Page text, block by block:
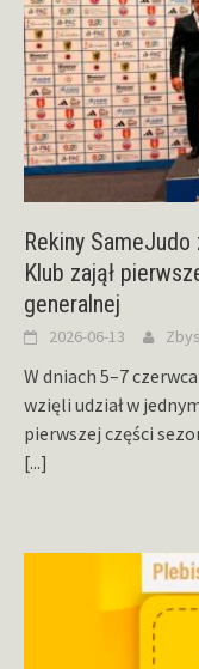
Rekiny SameJudo
Klub zajął
generalnej
2026-06-13
W dniach 5–7
wzięli udział w
pierwszej części
[...]